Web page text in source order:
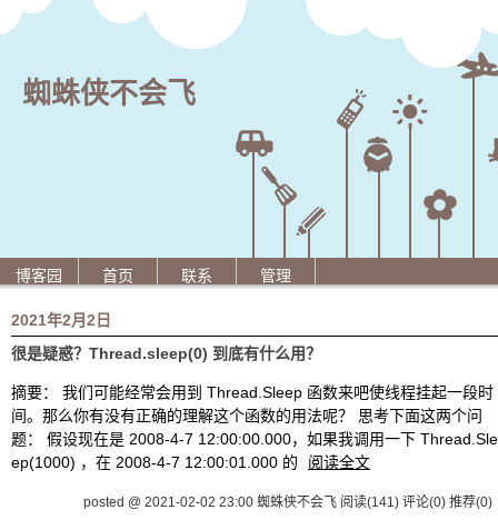
蜘蛛侠不会飞
博客园 首页 联系 管理
2021年2月2日
很是疑惑？Thread.sleep(0) 到底有什么用？
摘要： 我们可能经常会用到 Thread.Sleep 函数来吧使线程挂起一段时
间。那么你有没有正确的理解这个函数的用法呢？ 思考下面这两个问
题： 假设现在是 2008-4-7 12:00:00.000，如果我调用一下 Thread.Sle
ep(1000) ，在 2008-4-7 12:00:01.000 的
阅读全文
posted @ 2021-02-02 23:00 蜘蛛侠不会飞 阅读(141) 评论(0) 推荐(0)